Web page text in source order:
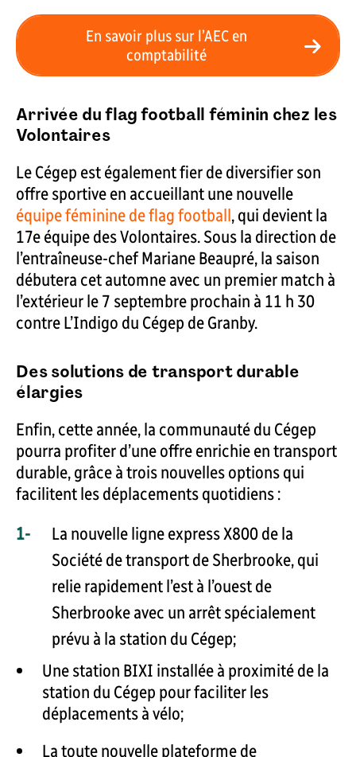
En savoir plus sur l’AEC en
comptabilité
Arrivée du flag football féminin chez les
Volontaires
Le Cégep est également fier de diversifier son
offre sportive en accueillant une nouvelle
équipe féminine de flag football, qui devient la
17e équipe des Volontaires. Sous la direction de
l’entraîneuse-chef Mariane Beaupré, la saison
débutera cet automne avec un premier match à
l’extérieur le 7 septembre prochain à 11 h 30
contre L’Indigo du Cégep de Granby.
Des solutions de transport durable
élargies
Enfin, cette année, la communauté du Cégep
pourra profiter d’une offre enrichie en transport
durable, grâce à trois nouvelles options qui
facilitent les déplacements quotidiens :
La nouvelle ligne express X800 de la
Société de transport de Sherbrooke, qui
relie rapidement l’est à l’ouest de
Sherbrooke avec un arrêt spécialement
prévu à la station du Cégep;
Une station BIXI installée à proximité de la
station du Cégep pour faciliter les
déplacements à vélo;
La toute nouvelle plateforme de